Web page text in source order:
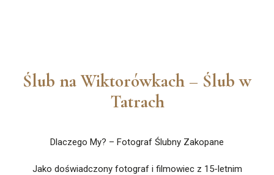
Ślub na Wiktorówkach – Ślub w
Tatrach
Dlaczego My? – Fotograf Ślubny Zakopane
Jako doświadczony fotograf i filmowiec z 15-letnim